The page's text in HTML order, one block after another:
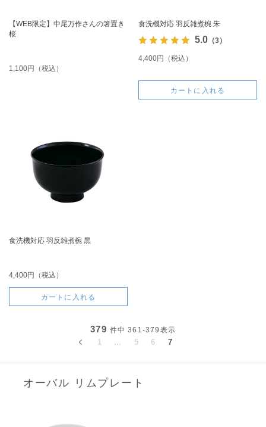
【WEB限定】中尾万作さんの箸置き
桜
1,100円（税込）
食洗機対応 羽反雑煮椀 朱
5.0（3）
4,400円（税込）
カートに入れる
食洗機対応 羽反雑煮椀 黒
4,400円（税込）
カートに入れる
379 件中 361-379 表示
1 ... 5 6 7
オーバル リムプレート